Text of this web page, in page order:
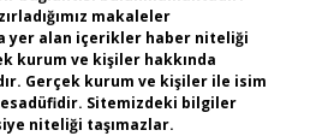
makaleler
yer alan içerikler haber niteliği
kurum ve kişiler hakkında
Gerçek kurum ve kişiler ile isim
Sitemizdeki bilgiler
niteliği taşımazlar.